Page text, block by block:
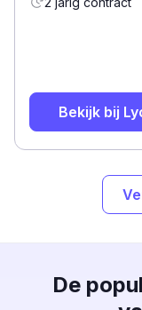
Bekijk bij
De